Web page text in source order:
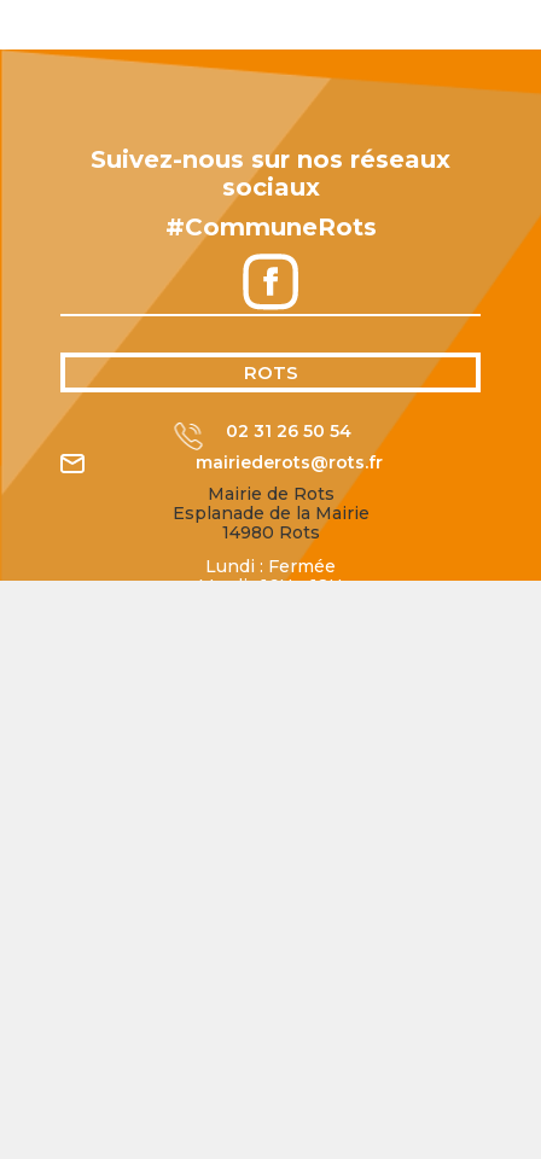
Suivez-nous sur nos réseaux
sociaux
#CommuneRots
ROTS
02 31 26 50 54
mairiederots@rots.fr
Mairie de Rots
Esplanade de la Mairie
14980 Rots
Lundi : Fermée
Mardi : 16H - 18H